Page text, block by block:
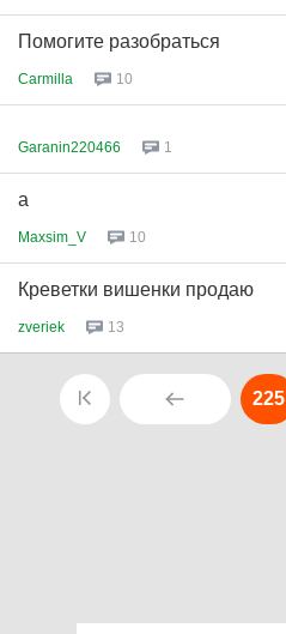
Помогите разобраться
Carmilla 10
Garanin220466 1
а
Maxsim_V 10
Креветки вишенки продаю
zveriek 13
225